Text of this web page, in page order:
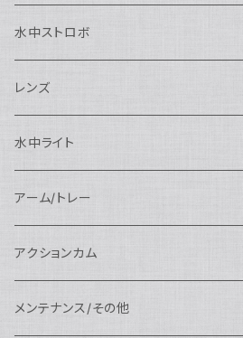
SEA&SEA
Nauticam
SEA&SEA
Sony用
Nautciam
SEA&SEA
OM SYSTEM用
Nauticam
AOI
Panasonic用
Nauticam
FUJIFILM用
Nauticam
Nauticam
Nikon用
SEA&SEA
N120ドームポート
N120マクロポート
SEA&SEA
ドームポート
マクロポート
AOI
ドームポート
フラットポート
FIX
アクセサリー
Athena
ドームポート
AOI
OM SYSTEM用
Nauticam
SEA&SEA
水中ストロボ
SEA&SEA
アクセサリー
AOI
アクセサリー
アクセサリー
weefine
アクセサリー
レンズ
マクロコンバージョンレンズ
Nauticam
AOI
ワイドコンバージョンレンズ
Nauticam
AOI
ワイドアングルコンバージョンポート
Nauticam
レンズオプション
水中ライト
大光量 3000ルーメン以上
リングライト
FIX
アーム/トレー
アーム
SEA&SEA
フロートアーム
アクションカム
レンズ
メンテナンス/その他